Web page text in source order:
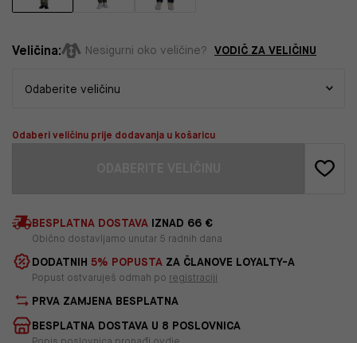
Veličina: Nesigurni oko veličine? VODIČ ZA VELIČINU
Odaberi veličinu prije dodavanja u košaricu
BESPLATNA DOSTAVA IZNAD 66 €
Obično dostavljamo unutar 5 radnih dana
DODATNIH 5% POPUSTA ZA ČLANOVE LOYALTY-A
Popust ostvaruješ odmah po registraciji
PRVA ZAMJENA BESPLATNA
BESPLATNA DOSTAVA U 8 POSLOVNICA